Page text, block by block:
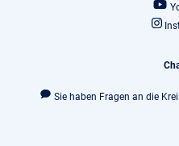
Sie haben Fragen an die